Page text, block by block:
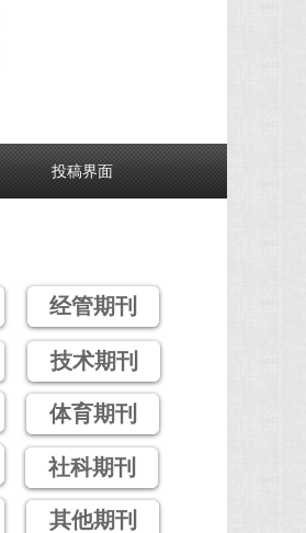
投稿界面
经管期刊
技术期刊
体育期刊
社科期刊
其他期刊